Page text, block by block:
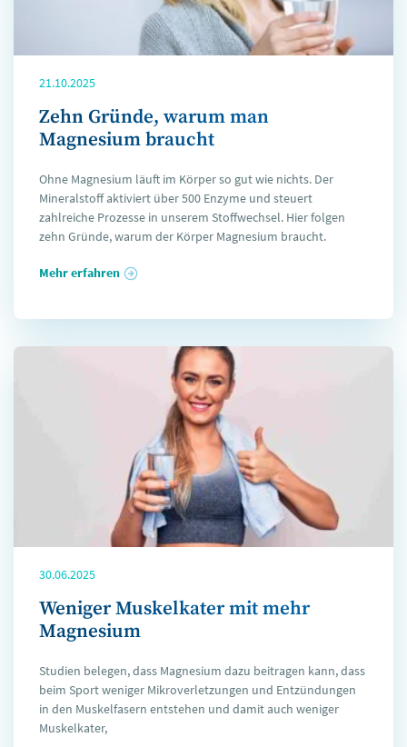
21.10.2025
Zehn Gründe, warum man
Magnesium braucht
Ohne Magnesium läuft im Körper so gut wie nichts. Der
Mineralstoff aktiviert über 500 Enzyme und steuert
zahlreiche Prozesse in unserem Stoffwechsel. Hier folgen
zehn Gründe, warum der Körper Magnesium braucht.
Mehr erfahren
30.06.2025
Weniger Muskelkater mit mehr
Magnesium
Studien belegen, dass Magnesium dazu beitragen kann, dass
beim Sport weniger Mikroverletzungen und Entzündungen
in den Muskelfasern entstehen und damit auch weniger
Muskelkater,